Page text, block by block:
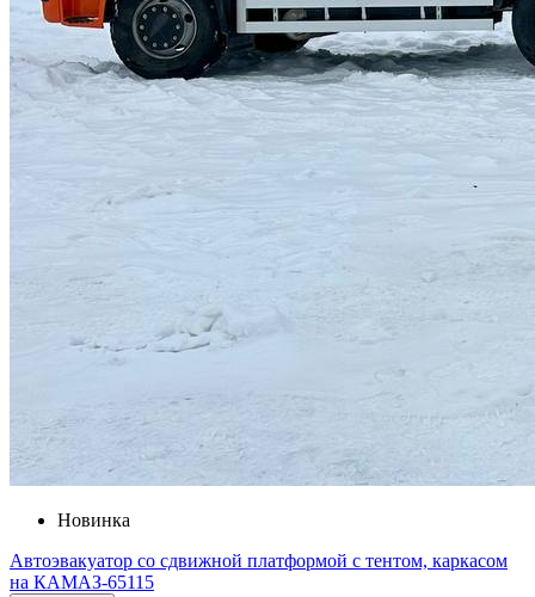
Новинка
Автоэвакуатор со сдвижной платформой с тентом, каркасом
на КАМАЗ-65115